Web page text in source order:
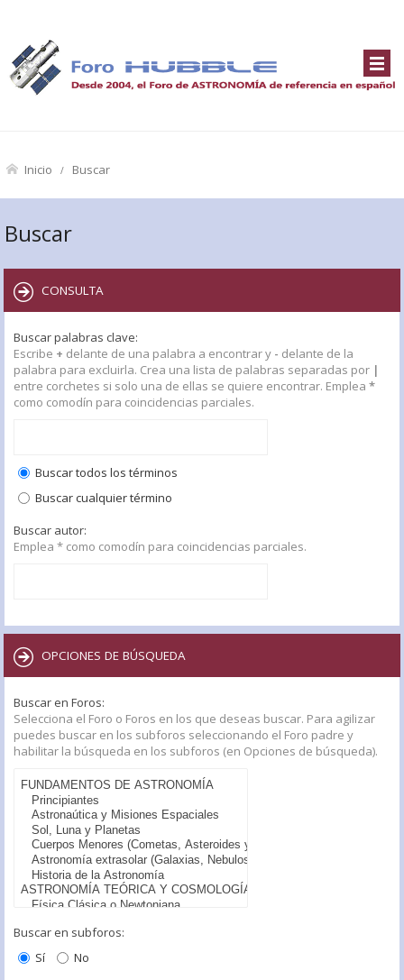
Inicio Buscar
Buscar
CONSULTA
Buscar palabras clave:
Escribe + delante de una palabra a encontrar y - delante de la
palabra para excluirla. Crea una lista de palabras separadas por |
entre corchetes si solo una de ellas se quiere encontrar. Emplea *
como comodín para coincidencias parciales.
Buscar todos los términos
Buscar cualquier término
Buscar autor:
Emplea * como comodín para coincidencias parciales.
OPCIONES DE BÚSQUEDA
Buscar en Foros:
Selecciona el Foro o Foros en los que deseas buscar. Para agilizar
puedes buscar en los subforos seleccionando el Foro padre y
habilitar la búsqueda en los subforos (en Opciones de búsqueda).
Buscar en subforos:
Sí
No